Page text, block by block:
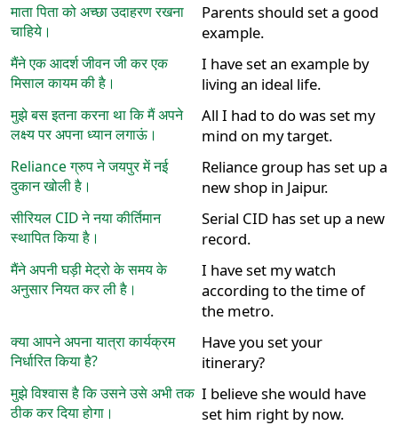
माता पिता को अच्छा उदाहरण रखना
चाहिये।
Parents should set a good
example.
मैंने एक आदर्श जीवन जी कर एक
मिसाल कायम की है।
I have set an example by
living an ideal life.
मुझे बस इतना करना था कि मैं अपने
लक्ष्य पर अपना ध्यान लगाऊं।
All I had to do was set my
mind on my target.
Reliance ग्रुप ने जयपुर में नई
दुकान खोली है।
Reliance group has set up a
new shop in Jaipur.
सीरियल CID ने नया कीर्तिमान
स्थापित किया है।
Serial CID has set up a new
record.
मैंने अपनी घड़ी मेट्रो के समय के
अनुसार नियत कर ली है।
I have set my watch
according to the time of
the metro.
क्या आपने अपना यात्रा कार्यक्रम
निर्धारित किया है?
Have you set your
itinerary?
मुझे विश्वास है कि उसने उसे अभी तक
ठीक कर दिया होगा।
I believe she would have
set him right by now.